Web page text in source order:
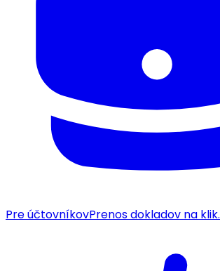
Pre účtovníkovPrenos dokladov na klik.